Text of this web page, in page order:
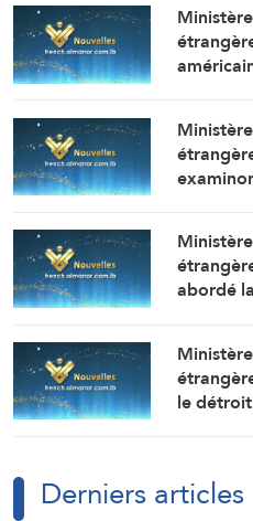
nord
abordé
le
Derniers articles